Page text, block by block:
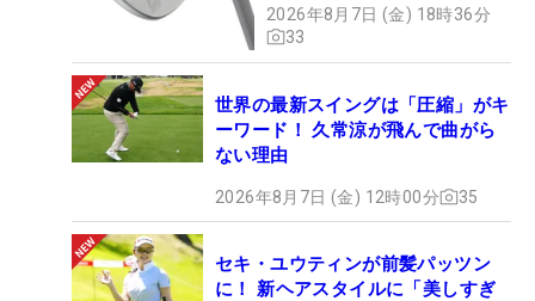
2026年8月7日 (金) 18時36分
33
世界の最新スイングは「圧縮」がキ
ーワード！ 久常涼が飛んで曲がら
ない理由
2026年8月7日 (金) 12時00分 35
セキ・ユウティンが前髪パッツン
に！ 新ヘアスタイルに「美しすぎ